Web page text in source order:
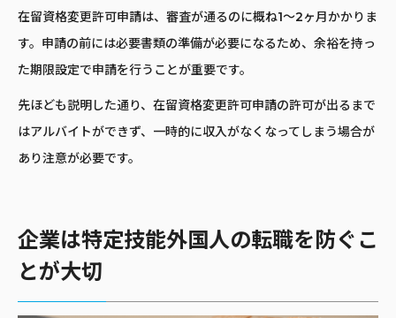
在留資格変更許可申請は、審査が通るのに概ね1〜2ヶ月かかりま
す。申請の前には必要書類の準備が必要になるため、余裕を持っ
た期限設定で申請を行うことが重要です。
先ほども説明した通り、在留資格変更許可申請の許可が出るまで
はアルバイトができず、一時的に収入がなくなってしまう場合が
あり注意が必要です。
企業は特定技能外国人の転職を防ぐこ
とが大切